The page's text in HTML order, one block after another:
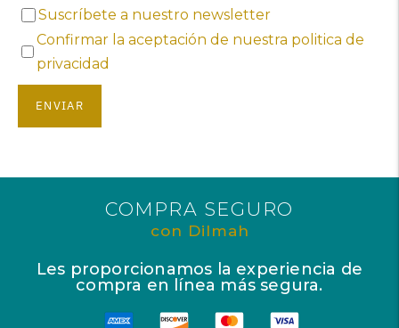
Suscríbete a nuestro newsletter
Confirmar la aceptación de nuestra politica de
privacidad
ENVIAR
COMPRA SEGURO
con Dilmah
Les proporcionamos la experiencia de
compra en línea más segura.